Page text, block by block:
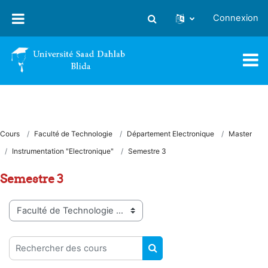
Activer/désactiver la saisie
Connexion
Cours Faculté de Technologie Département Electronique
Master
Instrumentation "Electronique"
Semestre 3
Semestre 3
Catégories de cours
Rechercher des cours
RECHERCHER DES